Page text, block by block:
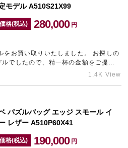
モデル A510S21X99
格(税込) 280,000 円
い取りいたしました。 お探しの
でしたので、精一杯の金額をご提示
ただきました。 お持ちのブランドバッグの相場が気に…1.4K View
パズルバッグ エッジ スモール イ
レザー A510P60X41
格(税込) 190,000 円